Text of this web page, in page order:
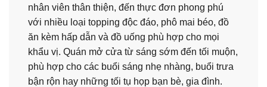
nhân viên thân thiện, đến thực đơn phong phú
với nhiều loại topping độc đáo, phô mai béo, đồ
ăn kèm hấp dẫn và đồ uống phù hợp cho mọi
khẩu vị. Quán mở cửa từ sáng sớm đến tối muộn,
phù hợp cho các buổi sáng nhẹ nhàng, buổi trưa
bận rộn hay những tối tụ họp bạn bè, gia đình.